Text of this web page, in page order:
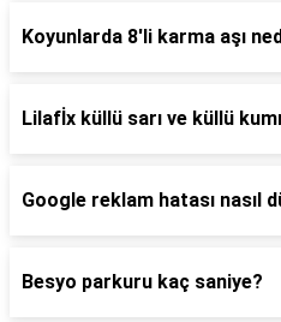
Koyunlarda 8'li karma aşı
Lilafİx küllü sarı ve küllü
Google reklam hatası nasıl
Besyo parkuru kaç saniye?